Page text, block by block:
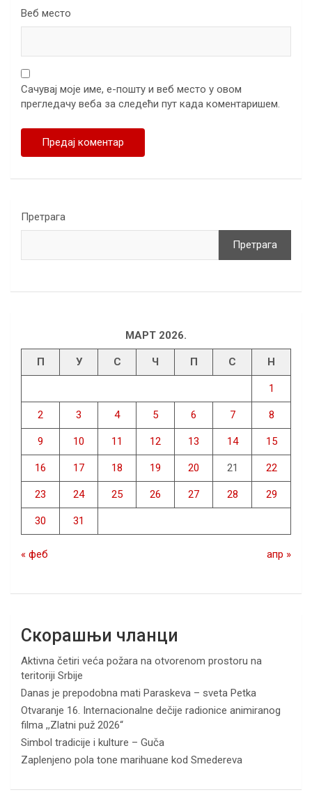
Веб место
Сачувај моје име, е-пошту и веб место у овом
прегледачу веба за следећи пут када коментаришем.
Претрага
Претрага
МАРТ 2026.
П У С Ч П С Н
1
2 3 4 5 6 7 8
9 10 11 12 13 14 15
16 17 18 19 20 21 22
23 24 25 26 27 28 29
30 31
« феб апр »
Скорашњи чланци
Aktivna četiri veća požara na otvorenom prostoru na
teritoriji Srbije
Danas je prepodobna mati Paraskeva – sveta Petka
Otvaranje 16. Internacionalne dečije radionice animiranog
filma ,,Zlatni puž 2026“
Simbol tradicije i kulture – Guča
Zaplenjeno pola tone marihuane kod Smedereva